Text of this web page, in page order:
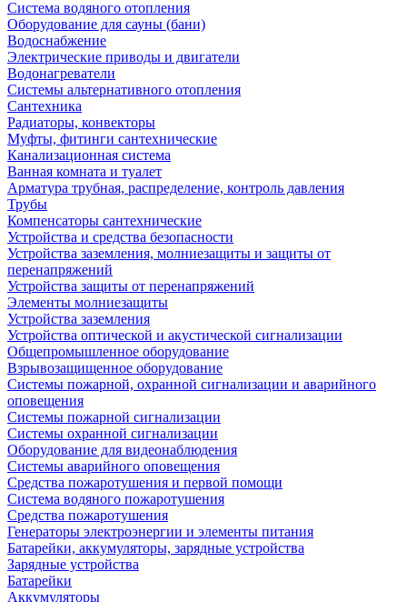
Система водяного отопления
Оборудование для сауны (бани)
Водоснабжение
Электрические приводы и двигатели
Водонагреватели
Системы альтернативного отопления
Сантехника
Радиаторы, конвекторы
Муфты, фитинги сантехнические
Канализационная система
Ванная комната и туалет
Арматура трубная, распределение, контроль давления
Трубы
Компенсаторы сантехнические
Устройства и средства безопасности
Устройства заземления, молниезащиты и защиты от
перенапряжений
Устройства защиты от перенапряжений
Элементы молниезащиты
Устройства заземления
Устройства оптической и акустической сигнализации
Общепромышленное оборудование
Взрывозащищенное оборудование
Системы пожарной, охранной сигнализации и аварийного
оповещения
Системы пожарной сигнализации
Системы охранной сигнализации
Оборудование для видеонаблюдения
Системы аварийного оповещения
Средства пожаротушения и первой помощи
Система водяного пожаротушения
Средства пожаротушения
Генераторы электроэнергии и элементы питания
Батарейки, аккумуляторы, зарядные устройства
Зарядные устройства
Батарейки
Аккумуляторы